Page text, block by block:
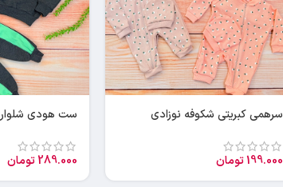
سرهمی کبریتی شکوفه نوزادی
199.000تومان
ست هودی شلوار
289.000تومان